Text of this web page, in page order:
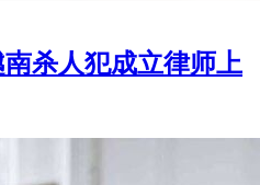
杀人犯成立律师上